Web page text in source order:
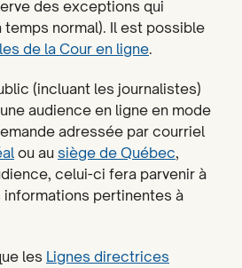
des exceptions qui
temps normal). Il est possible
de la Cour en ligne.
(incluant les journalistes)
audience en ligne en mode
adressée par courriel
ou au siège de Québec,
celui-ci fera parvenir à
pertinentes à
les Lignes directrices